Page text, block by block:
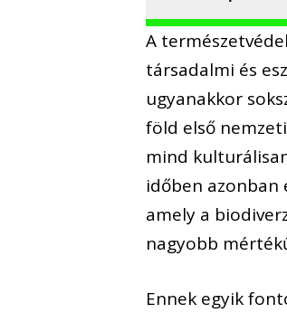
A
társadalmi és
ugyanakkor
föld első
mind
időben
amely a
nagyobb
Ennek egyik